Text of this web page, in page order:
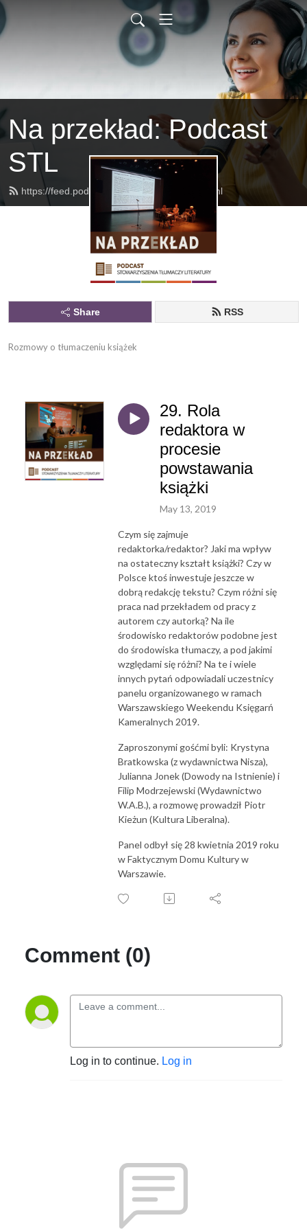
Na przekład: Podcast
STL
https://feed.podbean.com/naprzeklad/feed.xml
Share RSS
Rozmowy o tłumaczeniu książek
29. Rola
redaktora w
procesie
powstawania
książki
May 13, 2019
Czym się zajmuje
redaktorka/redaktor? Jaki ma wpływ
na ostateczny kształt książki? Czy w
Polsce ktoś inwestuje jeszcze w
dobrą redakcję tekstu? Czym różni się
praca nad przekładem od pracy z
autorem czy autorką? Na ile
środowisko redaktorów podobne jest
do środowiska tłumaczy, a pod jakimi
względami się różni? Na te i wiele
innych pytań odpowiadali uczestnicy
panelu organizowanego w ramach
Warszawskiego Weekendu Księgarń
Kameralnych 2019.
Zaproszonymi gośćmi byli: Krystyna
Bratkowska (z wydawnictwa Nisza),
Julianna Jonek (Dowody na Istnienie) i
Filip Modrzejewski (Wydawnictwo
W.A.B.), a rozmowę prowadził Piotr
Kieżun (Kultura Liberalna).
Panel odbył się 28 kwietnia 2019 roku
w Faktycznym Domu Kultury w
Warszawie.
Comment (0)
Log in to continue. Log in